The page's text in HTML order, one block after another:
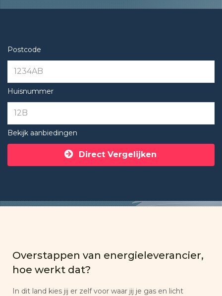
Postcode
Huisnummer
Bekijk aanbiedingen
Direct Vergelijken
Overstappen van energieleverancier,
hoe werkt dat?
In dit land kies jij er zelf voor waar jij je gas en licht